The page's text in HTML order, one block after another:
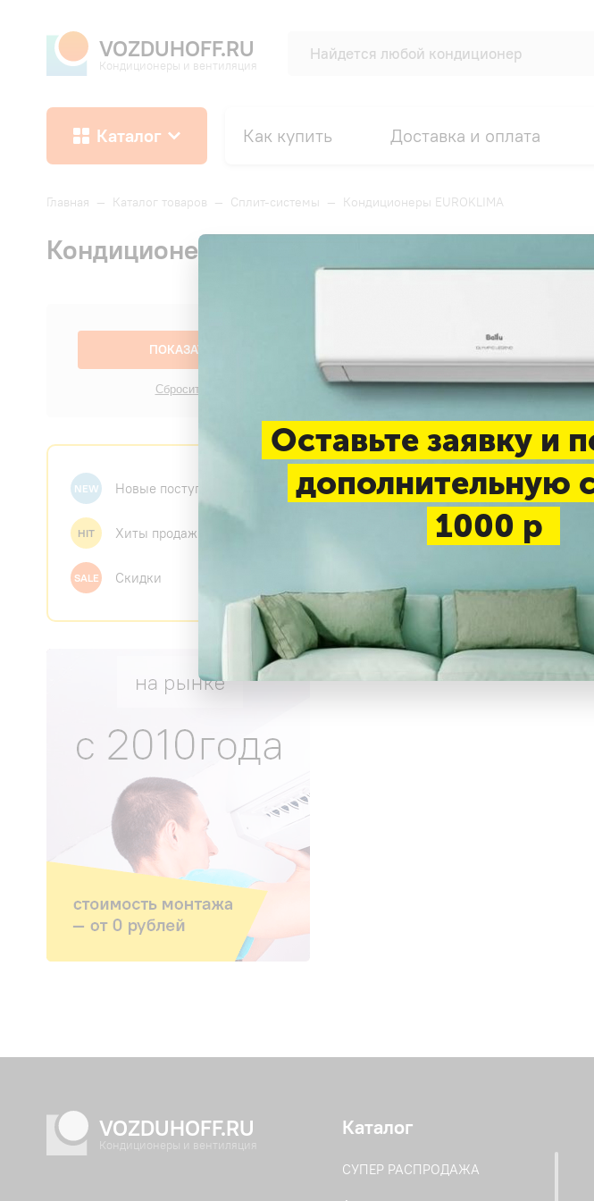
VOZDUHOFF.RU
Кондиционеры и вентиляция
Каталог Как купить Доставка и оплата
Главная — Каталог товаров — Сплит-системы — Кондиционеры EUROKLIMA
Кондиционеры EUROKLIMA
NEW Новые поступления
HIT Хиты продаж
SALE Скидки
VOZDUHOFF.RU
Кондиционеры и вентиляция
Каталог
СУПЕР РАСПРОДАЖА
Оставьте заявку и
дополнительную
1000 р